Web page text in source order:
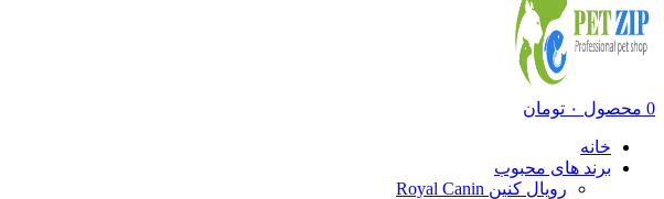
0 محصول ۰ تومان
خانه
برند های محبوب
رویال کنین Royal Canin